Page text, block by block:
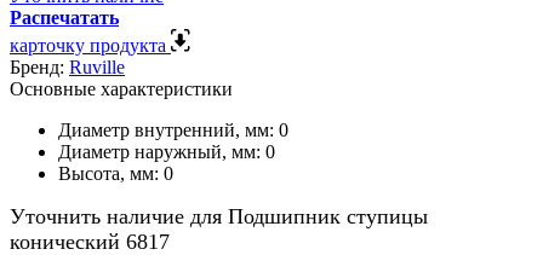
Распечатать
карточку продукта
Бренд: Ruville
Основные характеристики
Диаметр внутренний, мм: 0
Диаметр наружный, мм: 0
Высота, мм: 0
Уточнить наличие для Подшипник ступицы
конический 6817